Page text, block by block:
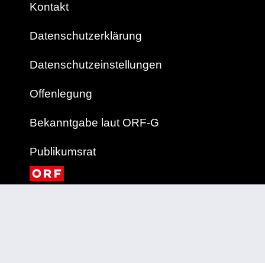
Kontakt
Datenschutzerklärung
Datenschutzeinstellungen
Offenlegung
Bekanntgabe laut ORF-G
Publikumsrat